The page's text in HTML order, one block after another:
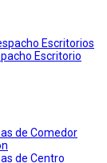
Escritorios
Escritorio
de Comedor
de Centro